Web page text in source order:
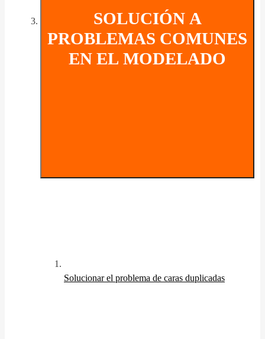
SOLUCIÓN A
PROBLEMAS COMUNES
EN EL MODELADO
Solucionar el problema de caras duplicadas